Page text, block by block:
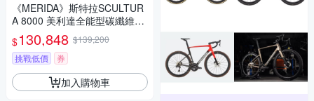
《MERIDA》斯特拉SCULTUR
A 8000 美利達全能型碳纖維碟
煞公路車 無附踏板/Ultegra無線
變速/公路車/自行車/美利達202
6
$130,848 $139,200
挑戰低價
券
加入購物車